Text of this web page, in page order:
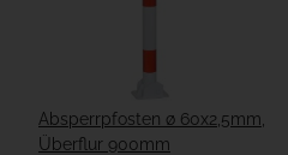
Absperrpfosten ø 60x2,5mm,
Überflur 900mm